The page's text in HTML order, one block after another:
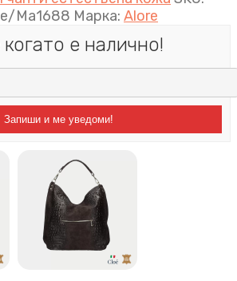
Ma1688 Марка: Alore
е налично!
Запиши и ме уведоми!